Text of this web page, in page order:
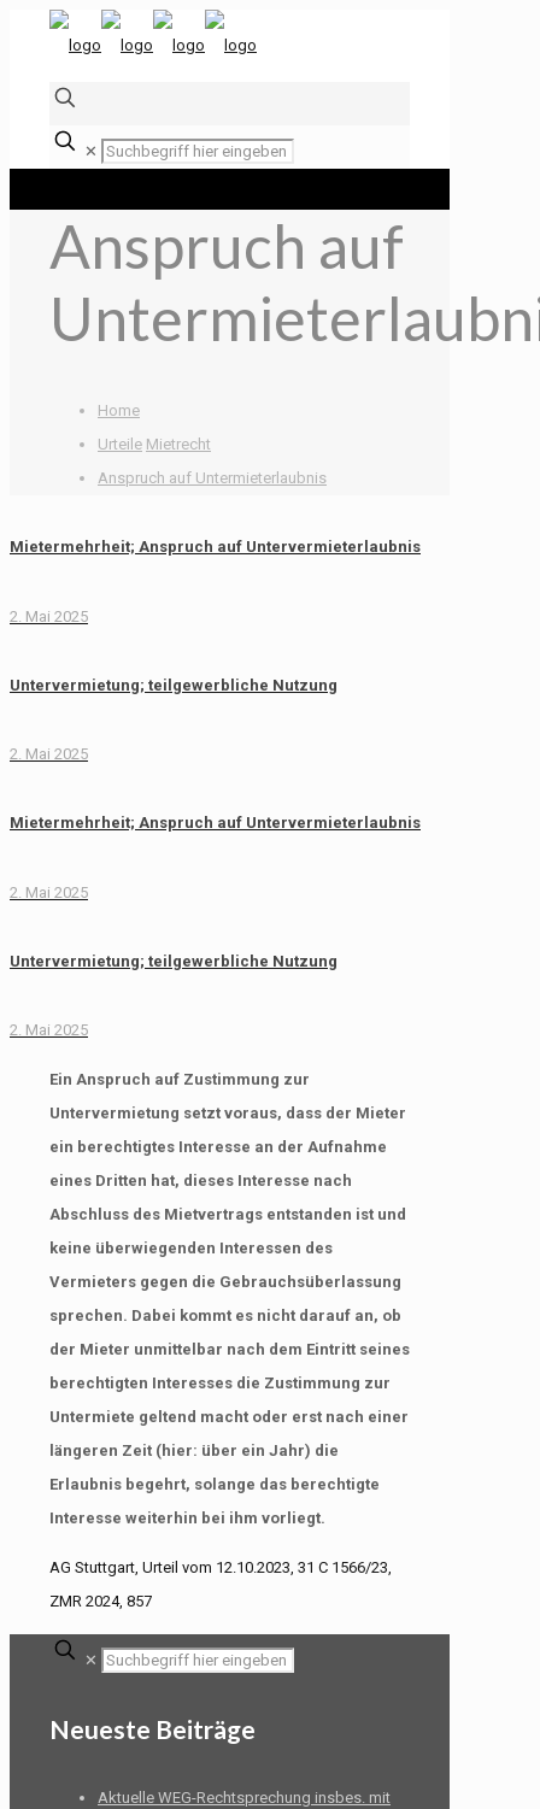
✕
Anspruch auf
Home
Urteile Mietrecht
Anspruch auf Untermieterlaubnis
Mietermehrheit; Anspruch auf Untervermieterlaubnis
2. Mai 2025
Untervermietung; teilgewerbliche Nutzung
2. Mai 2025
Mietermehrheit; Anspruch auf Untervermieterlaubnis
2. Mai 2025
Untervermietung; teilgewerbliche Nutzung
2. Mai 2025
Ein Anspruch auf Zustimmung zur
Untervermietung setzt voraus, dass der Mieter
ein berechtigtes Interesse an der Aufnahme
eines Dritten hat, dieses Interesse nach
Abschluss des Mietvertrags entstanden ist und
keine überwiegenden Interessen des
Vermieters gegen die Gebrauchsüberlassung
sprechen. Dabei kommt es nicht darauf an, ob
der Mieter unmittelbar nach dem Eintritt seines
berechtigten Interesses die Zustimmung zur
Untermiete geltend macht oder erst nach einer
längeren Zeit (hier: über ein Jahr) die
Erlaubnis begehrt, solange das berechtigte
Interesse weiterhin bei ihm vorliegt.
AG Stuttgart, Urteil vom 12.10.2023, 31 C 1566/23,
ZMR 2024, 857
✕
Neueste Beiträge
Aktuelle WEG-Rechtsprechung insbes. mit